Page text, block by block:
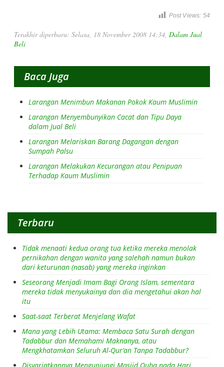
Post Views: 54
Terakhir diperbaru: Selasa, 18 November 2008 14:34, Dalam Jual
Beli
Baca Juga
Larangan Menimbun Makanan Pokok Kaum Muslimin
Larangan Menyembunyikan Cacat dan Tipu Daya
dalam Jual Beli
Larangan Melariskan Barang Dagangan dengan
Sumpah Palsu
Larangan Melakukan Kecurangan atau Penipuan
Terhadap Kaum Muslimin
Terbaru
Tidak menaati kedua orang tua ketika mereka menolak
pernikahan dengan wanita yang salehah namun bukan
dari keturunan (nasab) yang mereka inginkan
Seseorang Menjadi Imam Bagi Orang Islam, sementara
mereka tidak menyukainya dan dia mengetahui akan hal
itu
Saat-saat Terberat Menjelang Wafat
Mana yang Lebih Utama: Membaca Satu Surah dengan
Tadabbur dan Memahami Maknanya, atau
Mengkhatamkan Seluruh Al-Qur’an Tanpa Tadabbur?